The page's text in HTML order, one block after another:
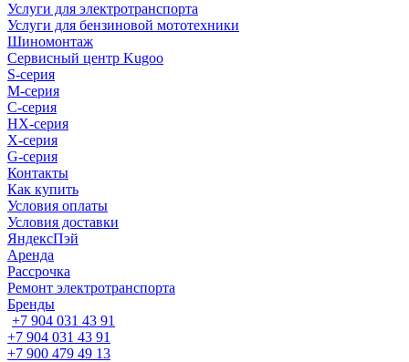
Услуги для электротранспорта
Услуги для бензиновой мототехники
Шиномонтаж
Сервисный центр Kugoo
S-cерия
M-серия
С-серия
HX-серия
X-серия
G-серия
Контакты
Как купить
Условия оплаты
Условия доставки
ЯндексПэй
Аренда
Рассрочка
Ремонт электротранспорта
Бренды
+7 904 031 43 91
+7 904 031 43 91
+7 900 479 49 13